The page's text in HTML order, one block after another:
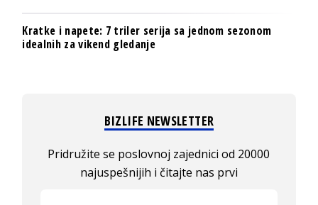
Kratke i napete: 7 triler serija sa jednom sezonom
idealnih za vikend gledanje
BIZLIFE NEWSLETTER
Pridružite se poslovnoj zajednici od 20000
najuspešnijih i čitajte nas prvi